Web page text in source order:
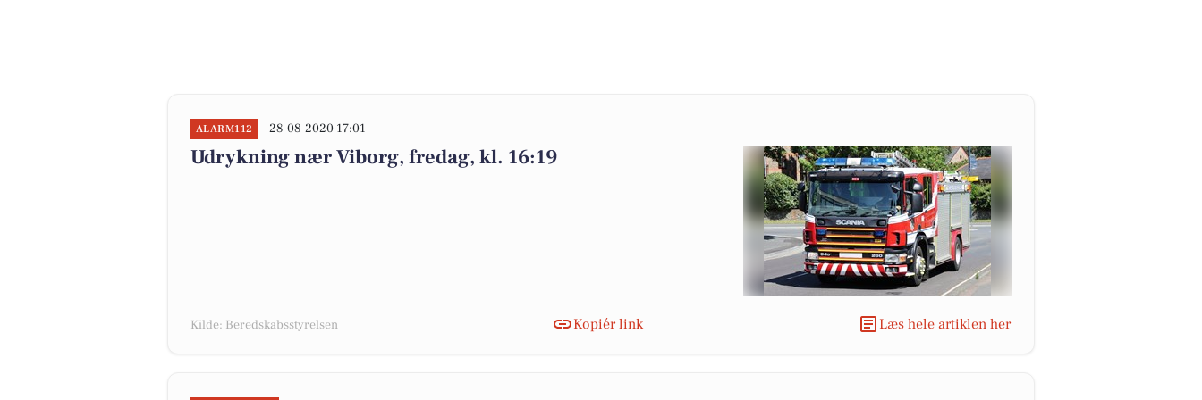
ALARM112 28-08-2020 17:01
Udrykning nær Viborg, fredag, kl. 16:19
Kilde: Beredskabsstyrelsen Kopiér link Læs hele artiklen her